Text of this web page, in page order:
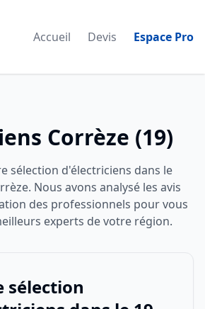
Accueil Devis Espace Pro
Corrèze (19)
sélection d'électriciens dans le
Nous avons analysé les avis
des professionnels pour vous
experts de votre région.
sélection